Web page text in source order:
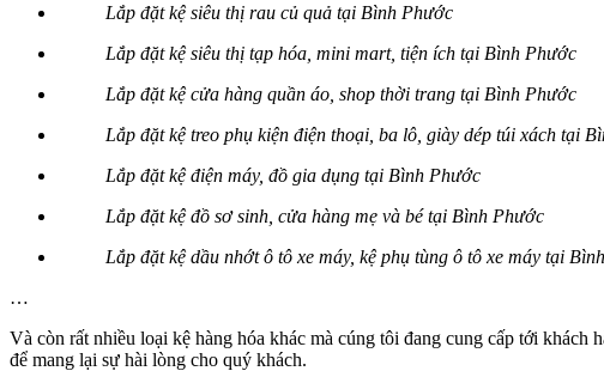
Lắp đặt kệ siêu thị rau củ quả tại Bình Phước
Lắp đặt kệ siêu thị tạp hóa, mini mart, tiện ích tại Bình Phước
Lắp đặt kệ cửa hàng quần áo, shop thời trang tại Bình Phước
Lắp đặt kệ treo phụ kiện điện thoại, ba lô, giày dép túi xách tại
Lắp đặt kệ điện máy, đồ gia dụng tại Bình Phước
Lắp đặt kệ đồ sơ sinh, cửa hàng mẹ và bé tại Bình Phước
Lắp đặt kệ dầu nhớt ô tô xe máy, kệ phụ tùng ô tô xe máy tại
…
Và còn rất nhiều loại kệ hàng hóa khác mà cúng tôi đang cung cấp tới
để mang lại sự hài lòng cho quý khách.